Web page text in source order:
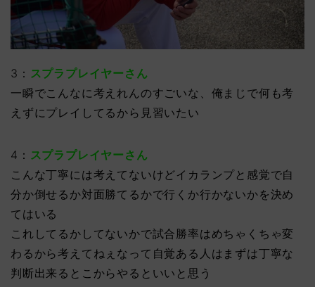
3： スプラプレイヤーさん
一瞬でこんなに考えれんのすごいな、俺まじで何も考
えずにプレイしてるから見習いたい
4： スプラプレイヤーさん
こんな丁寧には考えてないけどイカランプと感覚で自
分か倒せるか対面勝てるかで行くか行かないかを決め
てはいる
これしてるかしてないかで試合勝率はめちゃくちゃ変
わるから考えてねぇなって自覚ある人はまずは丁寧な
判断出来るとこからやるといいと思う